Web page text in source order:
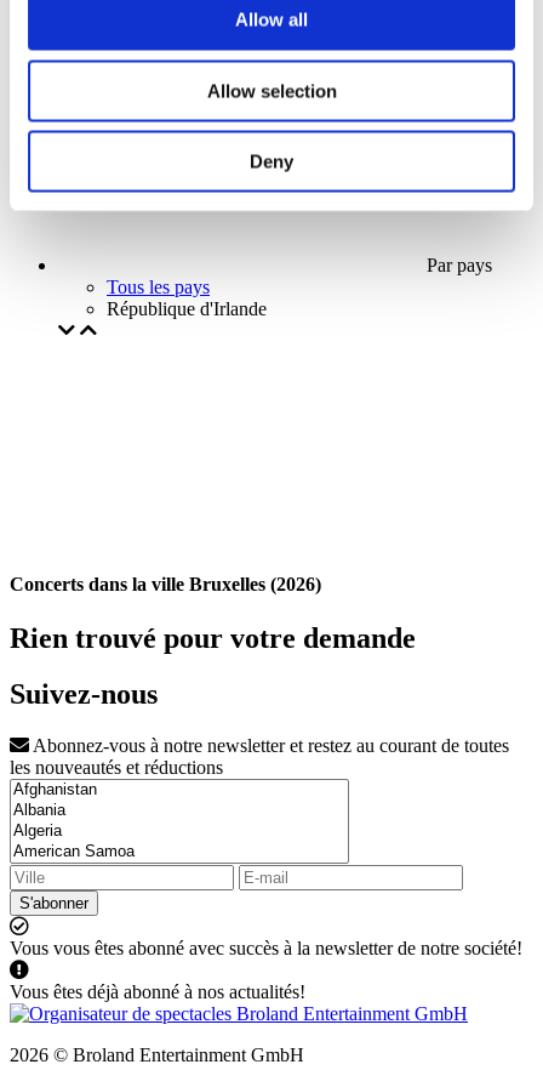
Allow all
Allow selection
Deny
Sans sous-genre
Appliquer
Par pays
Tous les pays
République d'Irlande
Concerts dans la ville Bruxelles (2026)
Rien trouvé pour votre demande
Suivez-nous
Abonnez-vous à notre newsletter et restez au courant de toutes
les nouveautés et réductions
S'abonner
Vous vous êtes abonné avec succès à la newsletter de notre société!
Vous êtes déjà abonné à nos actualités!
2026 © Broland Entertainment GmbH